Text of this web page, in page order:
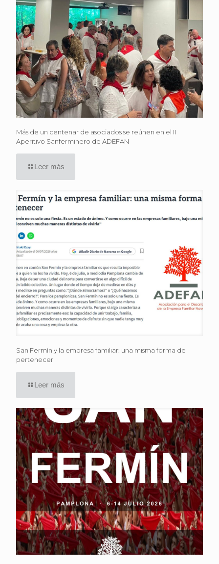
Más de un centenar de asociados se reúnen en el II
Aperitivo Sanferminero de ADEFAN
Leer más
San Fermín y la empresa familiar: una misma forma de
pertenecer
Leer más